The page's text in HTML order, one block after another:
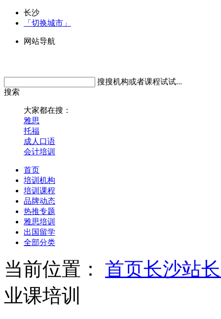
长沙
「切换城市」
网站导航
搜搜机构或者课程试试...
搜索
大家都在搜：
雅思
托福
成人口语
会计培训
首页
培训机构
培训课程
品牌动态
热推专题
雅思培训
出国留学
全部分类
当前位置： 首页长沙站
业课培训